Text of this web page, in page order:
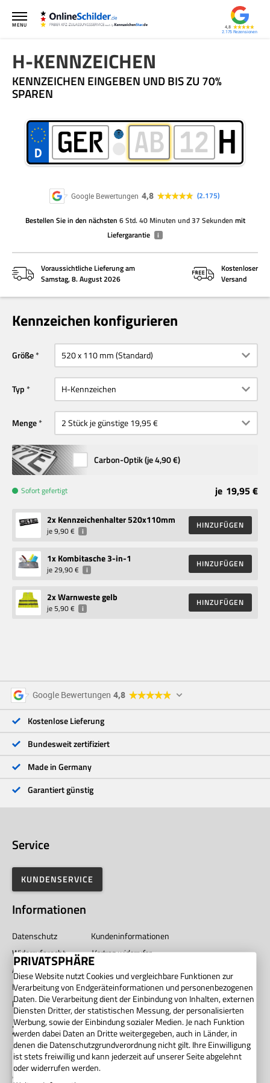
4,8
2.175
MENU
H-KENNZEICHEN
KENNZEICHEN EINGEBEN UND BIS ZU 70%
SPAREN
H
Google Bewertungen 4,8 2.175
Bestellen Siein den nächsten 6 Std. 40 Minuten und 37 Sekunden mit
Liefergarantie
i
Voraussichtliche Lieferung am
Samstag, 8. August 2026
Kostenloser
Versand
Kennzeichen konfigurieren
Größe
Typ
Menge
Carbon-Optik (je4,90 €)
Sofort gefertigt je 19,95 €
2x Kennzeichenhalter 520x110mm
je9,90 € i
HINZUFÜGEN
1x Kombitasche 3-in-1
je29,90 € i
HINZUFÜGEN
2x Warnweste gelb
je5,90 € i
HINZUFÜGEN
Google Bewertungen 4,8
4 Sterne
3 Sterne
<1 %
2 Sterne
1 Stern
<1 %
Kostenlose Lieferung
Bundesweit zertifiziert
Made in Germany
Garantiert günstig
Service
KUNDENSERVICE
Informationen
Datenschutz
Kundeninformationen
Widerrufsrecht
Vertrag widerrufen
AGB
Barrierefreiheit
Unternehmen
Privatsphäre
Zahlung
PRIVATSPHÄRE
Diese Website nutzt Cookies und vergleichbare Funktionen zur
Verarbeitung von Endgeräteinformationen und personenbezogenen
Daten. Die Verarbeitung dient der Einbindung von Inhalten, externen
Diensten Dritter, der statistischen Messung, der personalisierten
Werbung, sowie der Einbindung sozialer Medien. Je nach Funktion
werden dabei Daten an Dritte weitergegeben, auch in Länder, in
denen die Datenschutzgrundverordnung nicht gilt. Ihre Einwilligung
ist stets freiwillig und kann jederzeit auf unserer Seite abgelehnt
oder widerrufen werden.